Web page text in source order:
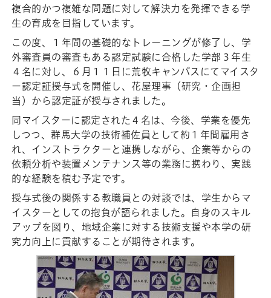
複合的かつ複雑な問題に対して解決力を発揮できる学
生の育成を目指しています。
この度、１年間の基礎的なトレーニングが修了し、学
外審査員の審査もある認定試験に合格した学部３年生
４名に対し、６月１１日に荒牧キャンパスにてマイスタ
ー認定証授与式を開催し、花屋理事（研究・企画担
当）から認定証が授与されました。
同マイスターに認定された４名は、今後、学業を優先
しつつ、群馬大学の技術補佐員として約１年間雇用さ
れ、インストラクターと連携しながら、企業等からの
依頼分析や装置メンテナンス等の業務に携わり、実践
的な経験を積む予定です。
授与式後の関係する教職員との対談では、学生からマ
イスターとしての抱負が語られました。自身のスキル
アップを図り、地域企業に対する技術支援や本学の研
究力向上に貢献することが期待されます。